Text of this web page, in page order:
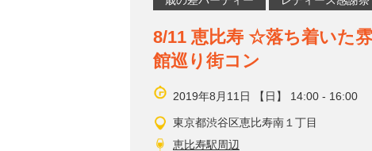
8/11 恵比寿 ☆落ち着いた
館巡り街コン
2019年8月11日 【日】 14:00 - 16:00
東京都渋谷区恵比寿南１丁目
恵比寿駅周辺